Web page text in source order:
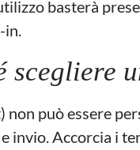
basterà
in.
scegliere
può essere
invio. Accorcia i